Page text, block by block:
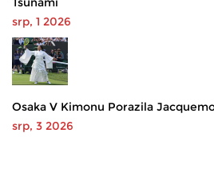
srp, 1 2026
Osaka V Kimonu Porazila
srp, 3 2026